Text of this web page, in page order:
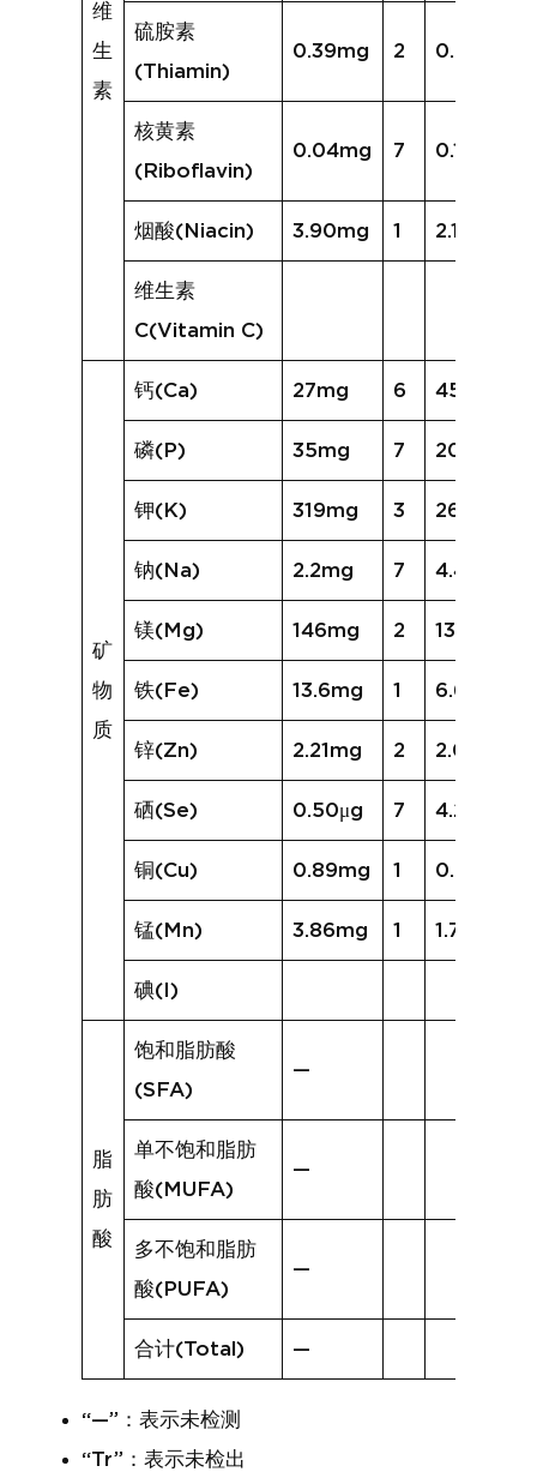
维
生
素
硫胺素
(Thiamin)
0.39mg 2 0.29mg
核黄素
(Riboflavin)
0.04mg 7 0.14mg
烟酸(Niacin) 3.90mg 1 2.11mg
维生素
C(Vitamin C)
矿
物
质
钙(Ca) 27mg 6 45mg
磷(P) 35mg 7 209mg
钾(K) 319mg 3 267mg
钠(Na) 2.2mg 7 4.4mg
镁(Mg) 146mg 2 130mg
铁(Fe) 13.6mg 1 6.6mg
锌(Zn) 2.21mg 2 2.09mg
硒(Se) 0.50μg 7 4.21μg
铜(Cu) 0.89mg 1 0.58mg
锰(Mn) 3.86mg 1 1.77mg
碘(I)
脂
肪
酸
饱和脂肪酸
(SFA)
—
单不饱和脂肪
酸(MUFA)
—
多不饱和脂肪
酸(PUFA)
—
合计(Total) —
“—”：表示未检测
“Tr”：表示未检出